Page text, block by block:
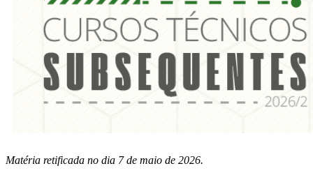
Matéria retificada no dia 7 de maio de 2026.